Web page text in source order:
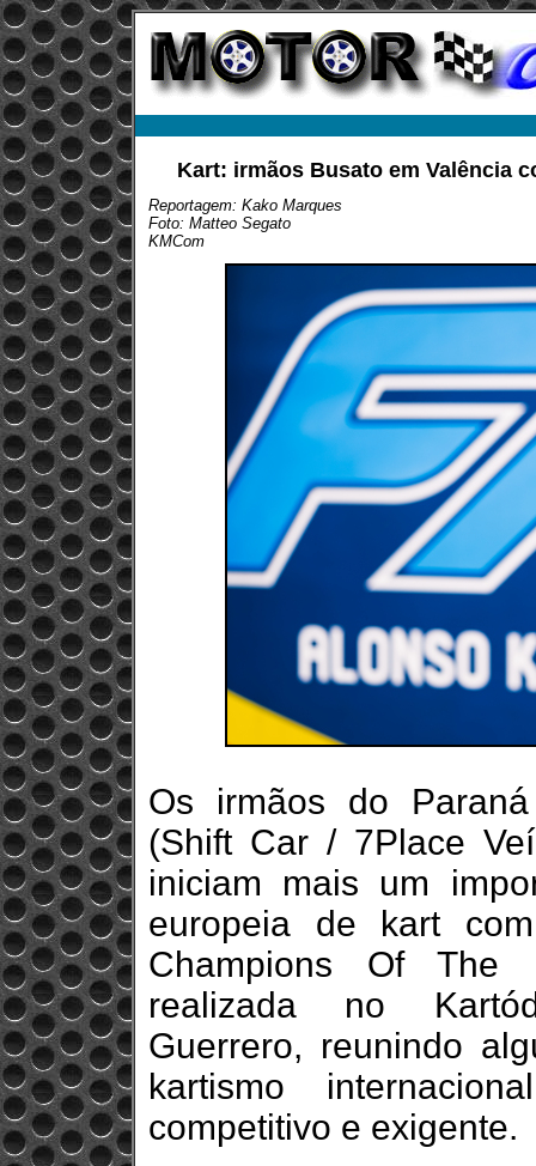
Kart: irmãos Busato em Valência
Reportagem: Kako Marques
Foto: Matteo Segato
KMCom
Os irmãos do
(Shift Car / 7Place
iniciam mais um
europeia de kart
Champions Of The
realizada no
Guerrero, reunindo
kartismo
competitivo e exigente.